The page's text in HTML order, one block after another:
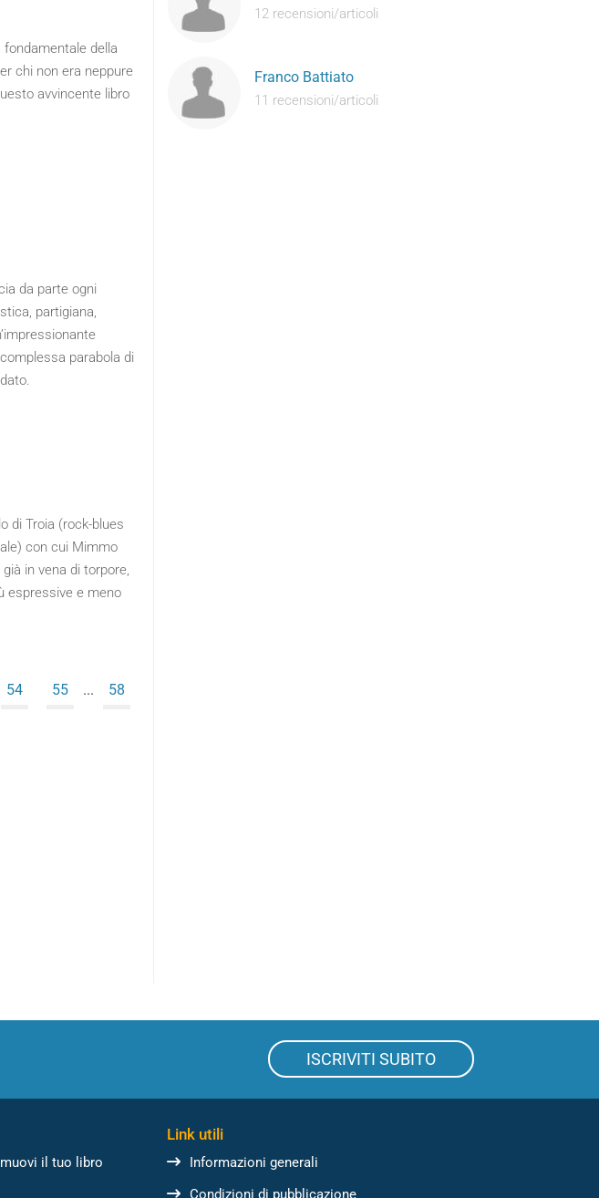
fondamentale della
chi non era neppure
avvincente libro
da parte ogni
partigiana,
parabola di
di Troia (rock-blues
con cui Mimmo
in vena di torpore,
espressive e meno
54 55 ... 58
12 recensioni/articoli
Franco Battiato
11 recensioni/articoli
ISCRIVITI SUBITO
il tuo libro
Link utili
Informazioni generali
Condizioni di pubblicazione